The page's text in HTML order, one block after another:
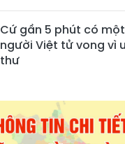
Cứ gần 5 phút có một
người Việt tử vong vì
thư